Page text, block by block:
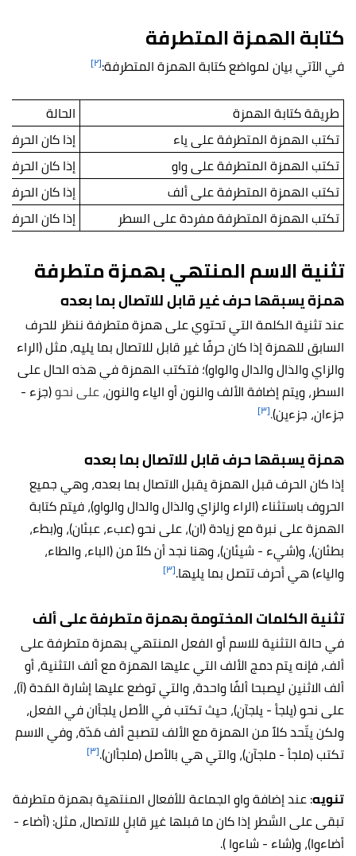
كتابة الهمزة المتطرفة
في الآتي بيان لمواضع كتابة الهمزة المتطرفة:[٢]
طريقة كتابة الهمزة
الحالة
تكتب الهمزة المتطرفة على ياء
إذا كان
تكتب الهمزة المتطرفة على واو
إذا كان
تكتب الهمزة المتطرفة على ألف
إذا كان
تكتب الهمزة المتطرفة مفردة على السطر
إذا كان
تثنية الاسم المنتهي بهمزة متطرفة
همزة يسبقها حرف غير قابل للاتصال بما بعده
عند تثنية الكلمة التي تحتوي على همزة متطرفة ننظر للحرف
السابق للهمزة إذا كان حرفًا غير قابل للاتصال بما يليه، مثل (الراء
والزاي والذال والدال والواو)؛ فتكتب الهمزة في هذه الحال على
السطر، ويتم إضافة الألف والنون أو الياء والنون، على نحو(جزء -
جزءان، جزءين).[٣]
همزة يسبقها حرف قابل للاتصال بما بعده
إذا كان الحرف قبل الهمزة يقبل الاتصال بما بعده، وهي جميع
الحروف باستثناء (الراء والزاي والذال والدال والواو)، فيتم كتابة
الهمزة على نبرة مع زيادة (ان)، على نحو (عبء، عبئان)، و(بطء،
بطئان)، و(شيء - شيئان)، وهنا نجد أن كلاً من (الباء، والطاء،
والياء) هي أحرف تتصل بما يليها.[٣]
تثنية الكلمات المختومة بهمزة متطرفة على ألف
في حالة التثنية للاسم أو الفعل المنتهي بهمزة متطرفة على
ألف، فإنه يتم دمج الألف التي عليها الهمزة مع ألف التثنية، أو
ألف الاثنين ليصبحا ألفًا واحدة، والتي توضع عليها إشارة المَدة (آ)،
على نحو (يلجأ - يلجآن)، حيث تكتب في الأصل يلجأان في الفعل،
ولكن يتّحد كلاً من الهمزة مع الألف لتصبح ألف مَدّة، وفي الاسم
تكتب (ملجأ - ملجآن)، والتي هي بالأصل (ملجأان).[٣]
تنويه: عند إضافة واو الجماعة للأفعال المنتهية بهمزة متطرفة
تبقى على السَّطر إذا كان ما قبلها غير قابلٍ للاتصال، مثل: (أضاء -
أضاءوا)، و(شاء - شاءوا ).